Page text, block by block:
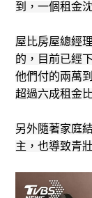
到，一個租金
屋比房屋總經
的，目前已經
他們付的兩萬
超過六成租金
另外隨著家庭
主，也導致青